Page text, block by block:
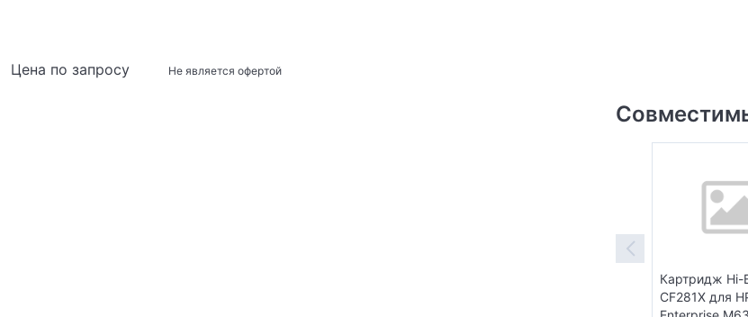
Цена по запросу Не является офертой
Картридж Hi-
CF281X для